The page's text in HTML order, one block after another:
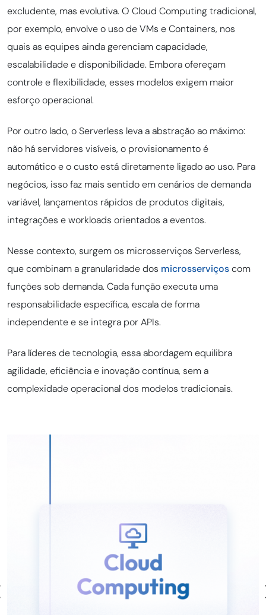
excludente, mas evolutiva. O Cloud Computing tradicional,
por exemplo, envolve o uso de VMs e Containers, nos
quais as equipes ainda gerenciam capacidade,
escalabilidade e disponibilidade. Embora ofereçam
controle e flexibilidade, esses modelos exigem maior
esforço operacional.
Por outro lado, o Serverless leva a abstração ao máximo:
não há servidores visíveis, o provisionamento é
automático e o custo está diretamente ligado ao uso. Para
negócios, isso faz mais sentido em cenários de demanda
variável, lançamentos rápidos de produtos digitais,
integrações e workloads orientados a eventos.
Nesse contexto, surgem os microsserviços Serverless,
que combinam a granularidade dos microsserviçoscom
funções sob demanda. Cada função executa uma
responsabilidade específica, escala de forma
independente e se integra por APIs.
Para líderes de tecnologia, essa abordagem equilibra
agilidade, eficiência e inovação contínua, sem a
complexidade operacional dos modelos tradicionais.